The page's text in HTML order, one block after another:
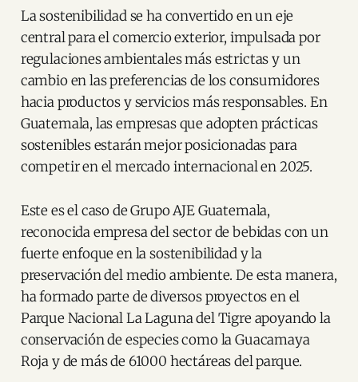
La sostenibilidad se ha convertido en un eje
central para el comercio exterior, impulsada por
regulaciones ambientales más estrictas y un
cambio en las preferencias de los consumidores
hacia productos y servicios más responsables. En
Guatemala, las empresas que adopten prácticas
sostenibles estarán mejor posicionadas para
competir en el mercado internacional en 2025.
Este es el caso de Grupo AJE Guatemala,
reconocida empresa del sector de bebidas con un
fuerte enfoque en la sostenibilidad y la
preservación del medio ambiente. De esta manera,
ha formado parte de diversos proyectos en el
Parque Nacional La Laguna del Tigre apoyando la
conservación de especies como la Guacamaya
Roja y de más de 61000 hectáreas del parque.